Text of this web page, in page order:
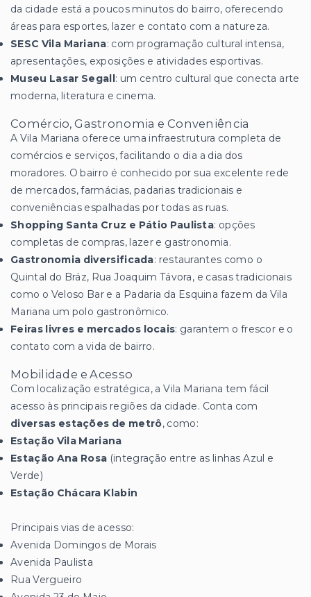
da cidade está a poucos minutos do bairro, oferecendo
áreas para esportes, lazer e contato com a natureza.
SESC Vila Mariana: com programação cultural intensa,
apresentações, exposições e atividades esportivas.
Museu Lasar Segall: um centro cultural que conecta arte
moderna, literatura e cinema.
Comércio, Gastronomia e Conveniência
A Vila Mariana oferece uma infraestrutura completa de
comércios e serviços, facilitando o dia a dia dos
moradores. O bairro é conhecido por sua excelente rede
de mercados, farmácias, padarias tradicionais e
conveniências espalhadas por todas as ruas.
Shopping Santa Cruz e Pátio Paulista: opções
completas de compras, lazer e gastronomia.
Gastronomia diversificada: restaurantes como o
Quintal do Bráz, Rua Joaquim Távora, e casas tradicionais
como o Veloso Bar e a Padaria da Esquina fazem da Vila
Mariana um polo gastronômico.
Feiras livres e mercados locais: garantem o frescor e o
contato com a vida de bairro.
Mobilidade e Acesso
Com localização estratégica, a Vila Mariana tem fácil
acesso às principais regiões da cidade. Conta com
diversas estações de metrô, como:
Estação Vila Mariana
Estação Ana Rosa (integração entre as linhas Azul e
Verde)
Estação Chácara Klabin
Principais vias de acesso:
Avenida Domingos de Morais
Avenida Paulista
Rua Vergueiro